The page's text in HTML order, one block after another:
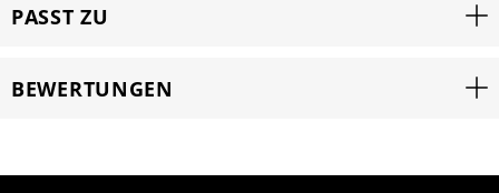
PASST ZU
BEWERTUNGEN